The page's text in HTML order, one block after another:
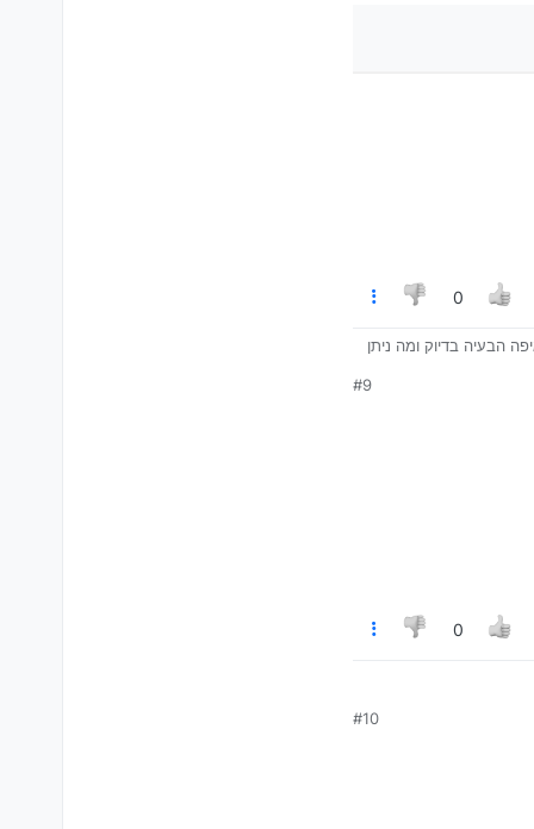
0
אם מישהו יודע איפה הבעיה בדיוק ומה ניתן
איפה הבעיה?
כל הזמן וחושב שאני
#9
0
#10